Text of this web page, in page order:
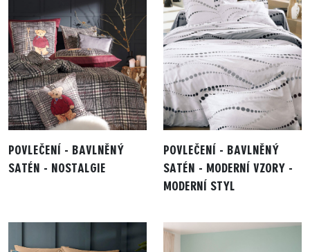
POVLEČENÍ - BAVLNĚNÝ
SATÉN - NOSTALGIE
POVLEČENÍ - BAVLNĚNÝ
SATÉN - MODERNÍ VZORY -
MODERNÍ STYL